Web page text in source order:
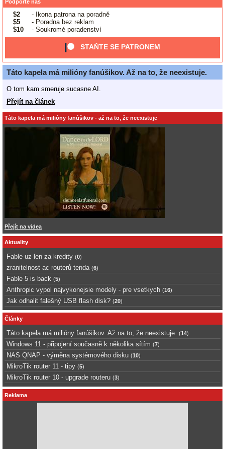
Podpořte nás
$2
- Ikona patrona na poradně
$5
- Poradna bez reklam
$10
- Soukromé poradenství
STAŇTE SE PATRONEM
Táto kapela má milióny fanúšikov. Až na to, že neexistuje.
O tom kam smeruje sucasne AI.
Přejít na článek
Táto kapela má milióny fanúšikov - až na to, že neexistuje
Přejít na videa
Aktuality
Fable uz len za kredity (0)
zranitelnost ac routerů tenda (6)
Fable 5 is back (5)
Anthropic vypol najvykonejsie modely - pre vsetkych (16)
Jak odhalit falešný USB flash disk? (20)
Články
Táto kapela má milióny fanúšikov. Až na to, že neexistuje. (14)
Windows 11 - připojení současně k několika sítím (7)
NAS QNAP - výměna systémového disku (10)
MikroTik router 11 - tipy (5)
MikroTik router 10 - upgrade routeru (3)
Reklama